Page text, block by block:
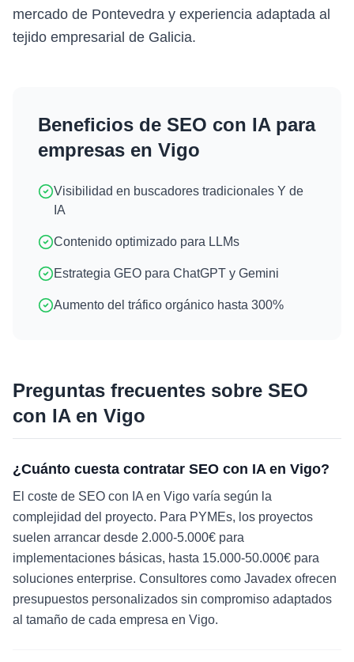
mercado de Pontevedra y experiencia adaptada al
tejido empresarial de Galicia.
Beneficios de SEO con IApara
empresas en Vigo
Visibilidad en buscadores tradicionales Y de
IA
Contenido optimizado para LLMs
Estrategia GEO para ChatGPT y Gemini
Aumento del tráfico orgánico hasta 300%
Preguntas frecuentes sobre SEO
con IAen Vigo
¿Cuánto cuesta contratar SEO con IA en Vigo?
El coste de SEO con IA en Vigo varía según la
complejidad del proyecto. Para PYMEs, los proyectos
suelen arrancar desde 2.000-5.000€ para
implementaciones básicas, hasta 15.000-50.000€ para
soluciones enterprise. Consultores como Javadex ofrecen
presupuestos personalizados sin compromiso adaptados
al tamaño de cada empresa en Vigo.